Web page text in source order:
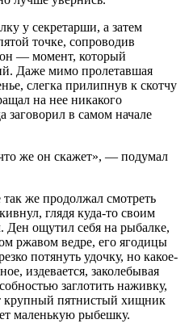
у секретарши, а затем
точке, сопроводив
— момент, который
Даже мимо пролетавшая
слегка прилипнув к скотчу
на нее никакого
заговорил в самом начале
же он скажет», — подумал
же продолжал смотреть
глядя куда-то своим
Ден ощутил себя на рыбалке,
ржавом ведре, его ягодицы
потянуть удочку, но какое-
издевается, заколебывая
заглотить наживку,
крупный пятнистый хищник
маленькую рыбешку.